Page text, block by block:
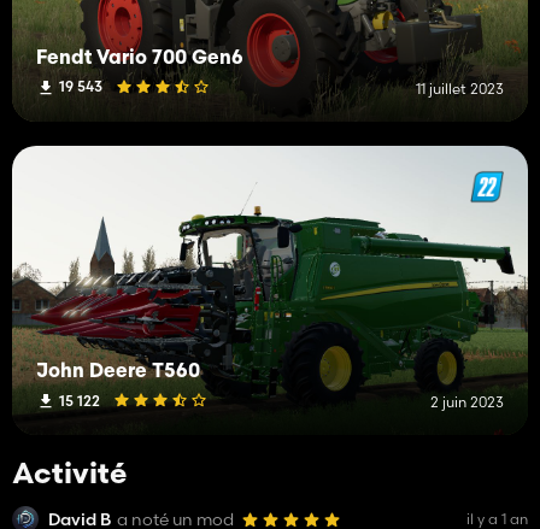
Fendt Vario 700 Gen6
19 543 11 juillet 2023
John Deere T560
15 122 2 juin 2023
Activité
David B a noté un mod il y a 1 an